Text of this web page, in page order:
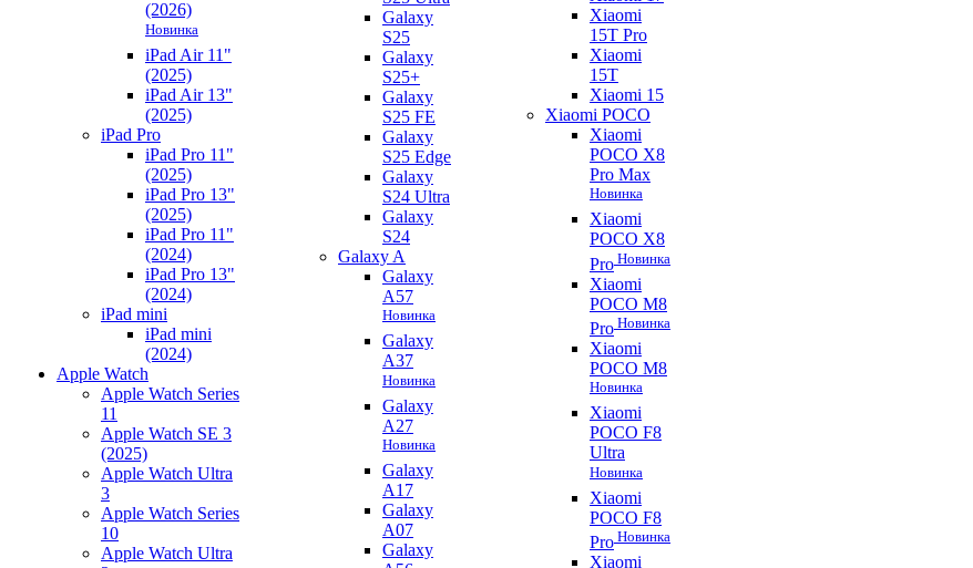
(2026)
Новинка
iPad Air 11"
(2025)
iPad Air 13"
(2025)
iPad Pro
iPad Pro 11"
(2025)
iPad Pro 13"
(2025)
iPad Pro 11"
(2024)
iPad Pro 13"
(2024)
iPad mini
iPad mini
(2024)
Apple Watch
Apple Watch Series
11
Apple Watch SE 3
(2025)
Apple Watch Ultra
3
Apple Watch Series
10
Apple Watch Ultra
Galaxy
S25
Galaxy
S25+
Galaxy
S25 FE
Galaxy
S25 Edge
Galaxy
S24 Ultra
Galaxy
S24
Galaxy A
Galaxy
A57
Новинка
Galaxy
A37
Новинка
Galaxy
A27
Новинка
Galaxy
A17
Galaxy
A07
Galaxy
Xiaomi
15T Pro
Xiaomi
15T
Xiaomi 15
Xiaomi POCO
Xiaomi
POCO X8
Pro Max
Новинка
Xiaomi
POCO X8
Pro Новинка
Xiaomi
POCO M8
Pro Новинка
Xiaomi
POCO M8
Новинка
Xiaomi
POCO F8
Ultra
Новинка
Xiaomi
POCO F8
Pro Новинка
Xiaomi